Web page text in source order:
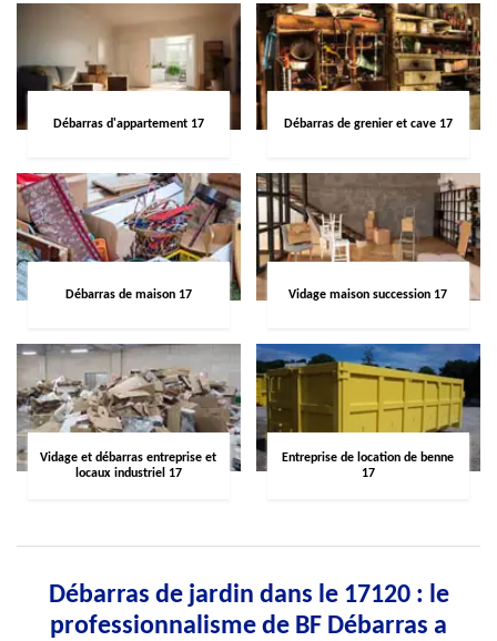
Débarras d'appartement 17 Débarras de grenier et cave 17
Débarras de maison 17 Vidage maison succession 17
Vidage et débarras entreprise et
locaux industriel 17
Entreprise de location de benne
17
Débarras de jardin dans le 17120 : le
professionnalisme de BF Débarras a